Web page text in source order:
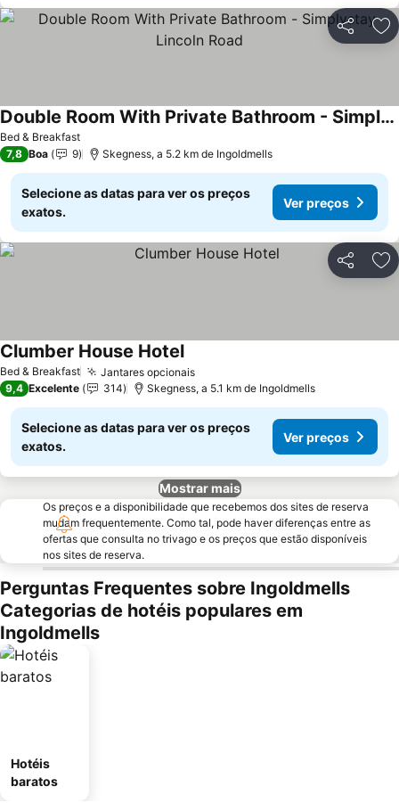
Partilhar
Bed & Breakfast
Double Room With Private Bathroom - Simplystay Lincoln Road
Ver preços
7,8 Boa 9 Skegness, a 5.2 km de Ingoldmells
Selecione as datas para ver os preços
exatos.
Ver preços
Partilhar
Bed & Breakfast Jantares opcionaisVer preços
Clumber House HotelVer preços
9,4 Excelente 314 Skegness, a 5.1 km de Ingoldmells
Selecione as datas para ver os preços
exatos.
Ver preços
Mostrar mais
Os preços e a disponibilidade que recebemos dos sites de reserva
mudam frequentemente. Como tal, pode haver diferenças entre as
ofertas que consulta no trivago e os preços que estão disponíveis
nos sites de reserva.
Perguntas Frequentes sobre Ingoldmells
Categorias de hotéis populares em
Ingoldmells
Hotéis
baratos